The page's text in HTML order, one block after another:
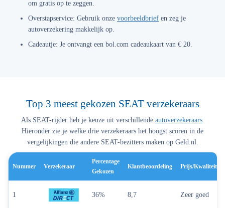
om gratis op te zeggen.
Overstapservice: Gebruik onze voorbeeldbrief en zeg je
autoverzekering makkelijk op.
Cadeautje: Je ontvangt een bol.com cadeaukaart van € 20.
Top 3 meest gekozen SEAT verzekeraars
Als SEAT-rijder heb je keuze uit verschillende autoverzekeraars.
Hieronder zie je welke drie verzekeraars het hoogst scoren in de
vergelijkingen die andere SEAT-bezitters maken op Geld.nl.
Nummer Verzekeraar
Percentage
Gekozen
Klantbeoordeling Prijs/kwaliteit
1 36% 8,7 Zeer goed